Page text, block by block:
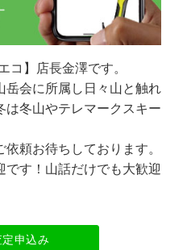
コ】店長金澤です。
岳会に所属し日々山と触れ
冬山やテレマークスキー
頼お待ちしております。
です！山話だけでも大歓迎
申込み